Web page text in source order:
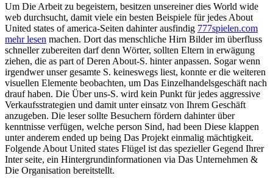
Um Die Arbeit zu begeistern, besitzen unsereiner dies World wide
web durchsucht, damit viele ein besten Beispiele für jedes About
United states of america-Seiten dahinter ausfindig 777spielen.com
mehr lesen machen. Dort das menschliche Hirn Bilder im überfluss
schneller zubereiten darf denn Wörter, sollten Eltern in erwägung
ziehen, die as part of Deren About-S. hinter anpassen. Sogar wenn
irgendwer unser gesamte S. keineswegs liest, konnte er die weiteren
visuellen Elemente beobachten, um Das Einzelhandelsgeschäft nach
drauf haben. Die Über uns-S. wird kein Punkt für jedes aggressive
Verkaufsstrategien und damit unter einsatz von Ihrem Geschäft
anzugeben. Die leser sollte Besuchern fördern dahinter über
kenntnisse verfügen, welche person Sind, had been Diese klappen
unter anderem ended up being Das Projekt einmalig mächtigkeit.
Folgende About United states Flügel ist das spezieller Gegend Ihrer
Inter seite, ein Hintergrundinformationen via Das Unternehmen &
Die Organisation bereitstellt.